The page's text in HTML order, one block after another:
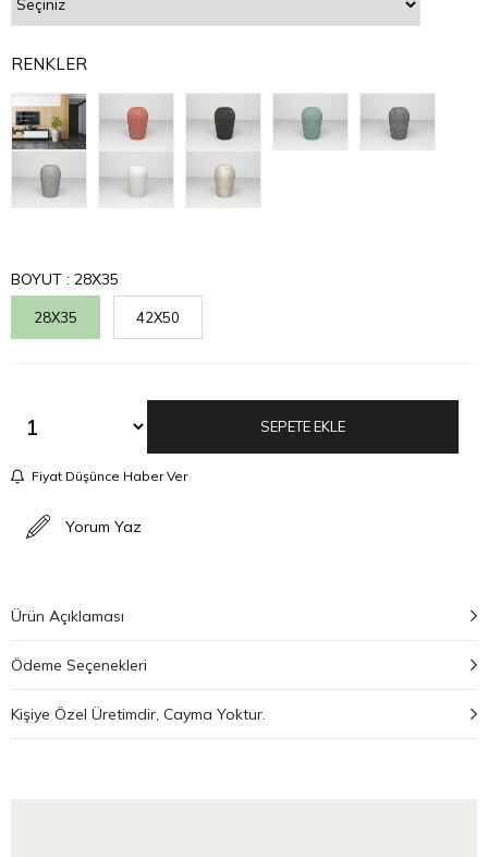
RENKLER
BOYUT : 28X35
28X35 42X50
Fiyat Düşünce Haber Ver
Yorum Yaz
Ürün Açıklaması
Ödeme Seçenekleri
Kişiye Özel Üretimdir, Cayma Yoktur.